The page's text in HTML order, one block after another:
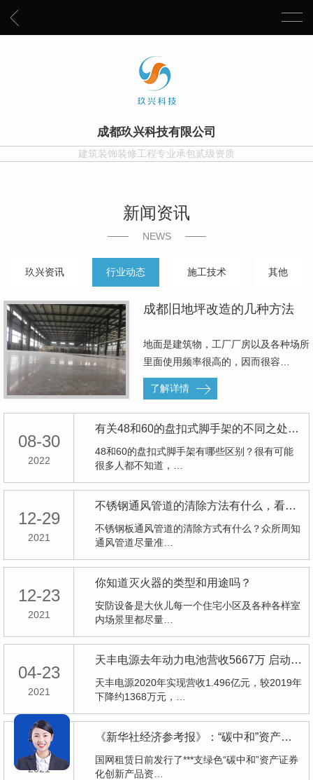
成都玖兴科技有限公司
建筑装饰装修工程专业承包贰级资质
新闻资讯
NEWS
玖兴资讯 行业动态 施工技术 其他
成都旧地坪改造的几种方法
地面是建筑物，工厂厂房以及各种场所
里面使用频率很高的，因而很容…
了解详情
08-30
2022
有关48和60的盘扣式脚手架的不同之处分享【建议收藏】！
48和60的盘扣式脚手架有哪些区别？很有可能
很多人都不知道，…
12-29
2021
不锈钢通风管道的清除方法有什么，看完你就明白了
不锈钢板通风管道的清除方式有什么？众所周知
通风管道尽量准…
12-23
2021
你知道灭火器的类型和用途吗？
安防设备是大伙儿每一个住宅小区及各种各样室
内场景里都尽量…
04-23
2021
天丰电源去年动力电池营收5667万 启动电池营收9094万
天丰电源2020年实现营收1.496亿元，较2019年
下降约1368万元，…
03-18
2021
《新华社经济参考报》：“碳中和”资产证券化产品*
国网租赁日前发行了***支绿色“碳中和”资产证券
化创新产品资…